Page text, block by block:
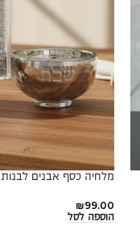
מלחיה כסף אבנים לבנות
₪99.00
הוספה לסל